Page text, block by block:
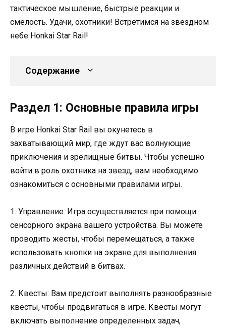
тактическое мышление, быстрые реакции и
смелость. Удачи, охотники! Встретимся на звездном
небе Honkai Star Rail!
Содержание
Раздел 1: Основные правила игры
В игре Honkai Star Rail вы окунетесь в
захватывающий мир, где ждут вас волнующие
приключения и зрелищные битвы. Чтобы успешно
войти в роль охотника на звезд, вам необходимо
ознакомиться с основными правилами игры.
1. Управление: Игра осуществляется при помощи
сенсорного экрана вашего устройства. Вы можете
проводить жесты, чтобы перемещаться, а также
использовать кнопки на экране для выполнения
различных действий в битвах.
2. Квесты: Вам предстоит выполнять разнообразные
квесты, чтобы продвигаться в игре. Квесты могут
включать выполнение определенных задач,